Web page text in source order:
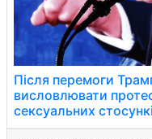
Після перемоги
висловлювати
сексуальних